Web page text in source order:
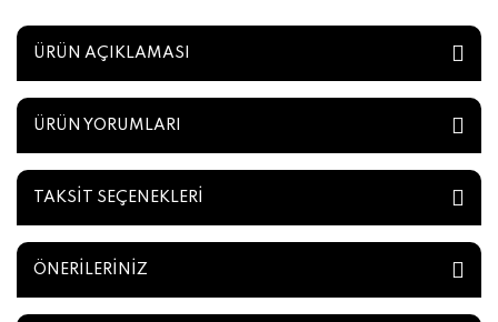
ÜRÜN AÇIKLAMASI
ÜRÜN YORUMLARI
TAKSİT SEÇENEKLERİ
ÖNERİLERİNİZ